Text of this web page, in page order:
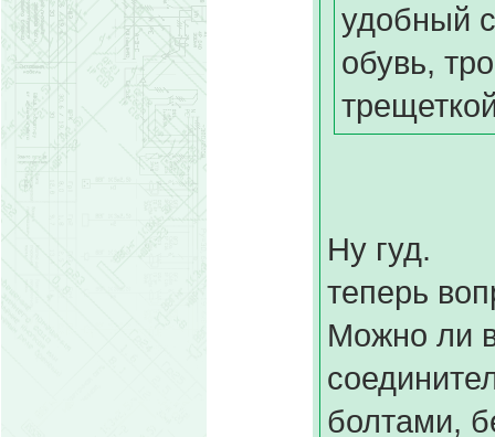
удобный
обувь,
Ну гуд.
теперь
Можно ли
болтами,